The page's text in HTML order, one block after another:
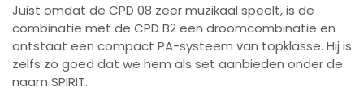
Juist omdat de CPD 08 zeer muzikaal speelt, is de
combinatie met de CPD B2 een droomcombinatie en
ontstaat een compact PA-systeem van topklasse. Hij is
zelfs zo goed dat we hem als set aanbieden onder de
naam SPIRIT.